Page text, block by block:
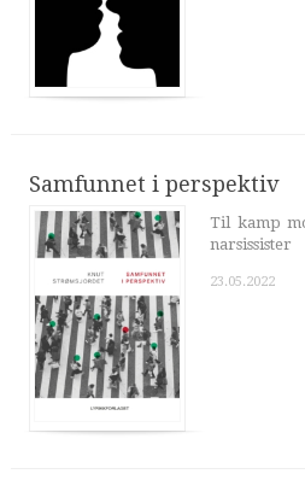
Samfunnet i perspektiv
Til kamp
narsissister
23.05.2022